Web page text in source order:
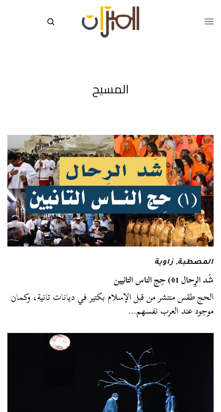
المسيح
المصطبة, زاوية
شَد الرِحال 01) حِج الناس التانيين
الحج طقس منتشر من قبل الإسلام بكتير في ديانات تانية، وكمان
موجود عند العرب نفسهم…